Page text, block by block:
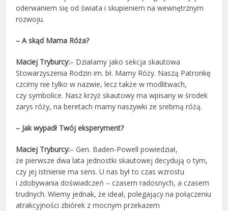
oderwaniem się od świata i skupieniem na wewnętrznym
rozwoju.
– A skąd Mama Róża?
Maciej Tryburcy:– Działamy jako sekcja skautowa
Stowarzyszenia Rodzin im. bł. Mamy Róży. Naszą Patronkę
czcimy nie tylko w nazwie, lecz także w modlitwach,
czy symbolice. Nasz krzyż skautowy ma wpisany w środek
zarys róży, na beretach mamy naszywki ze srebrną różą.
– Jak wypadł Twój eksperyment?
Maciej Tryburcy:– Gen. Baden-Powell powiedział,
że pierwsze dwa lata jednostki skautowej decydują o tym,
czy jej istnienie ma sens. U nas był to czas wzrostu
i zdobywania doświadczeń – czasem radosnych, a czasem
trudnych. Wiemy jednak, że ideał, polegający na połączeniu
atrakcyjności zbiórek z mocnym przekazem